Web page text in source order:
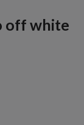
off white